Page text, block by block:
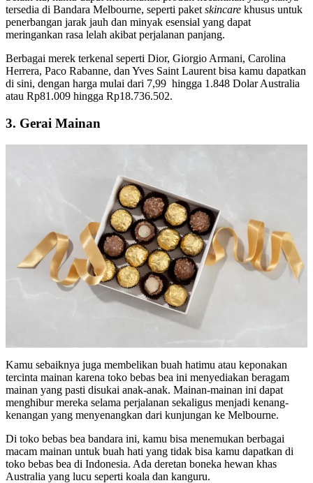
tersedia di Bandara Melbourne, seperti paket skincare khusus untuk
penerbangan jarak jauh dan minyak esensial yang dapat
meringankan rasa lelah akibat perjalanan panjang.
Berbagai merek terkenal seperti Dior, Giorgio Armani, Carolina
Herrera, Paco Rabanne, dan Yves Saint Laurent bisa kamu dapatkan
di sini, dengan harga mulai dari 7,99 hingga 1.848 Dolar Australia
atau Rp81.009 hingga Rp18.736.502.
3. Gerai Mainan
Kamu sebaiknya juga membelikan buah hatimu atau keponakan
tercinta mainan karena toko bebas bea ini menyediakan beragam
mainan yang pasti disukai anak-anak. Mainan-mainan ini dapat
menghibur mereka selama perjalanan sekaligus menjadi kenang-
kenangan yang menyenangkan dari kunjungan ke Melbourne.
Di toko bebas bea bandara ini, kamu bisa menemukan berbagai
macam mainan untuk buah hati yang tidak bisa kamu dapatkan di
toko bebas bea di Indonesia. Ada deretan boneka hewan khas
Australia yang lucu seperti koala dan kanguru.